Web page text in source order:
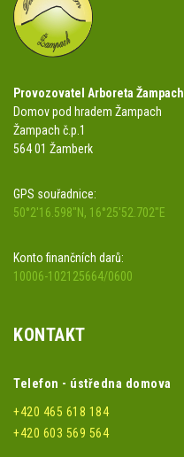
Provozovatel Arboreta Žampach
Domov pod hradem Žampach
Žampach č.p.1
564 01 Žamberk
GPS souřadnice:
50°2'16.598"N, 16°25'52.702"E
Konto finančních darů:
10006-102125664/0600
KONTAKT
Telefon - ústředna domova
+420 465 618 184
+420 603 569 564